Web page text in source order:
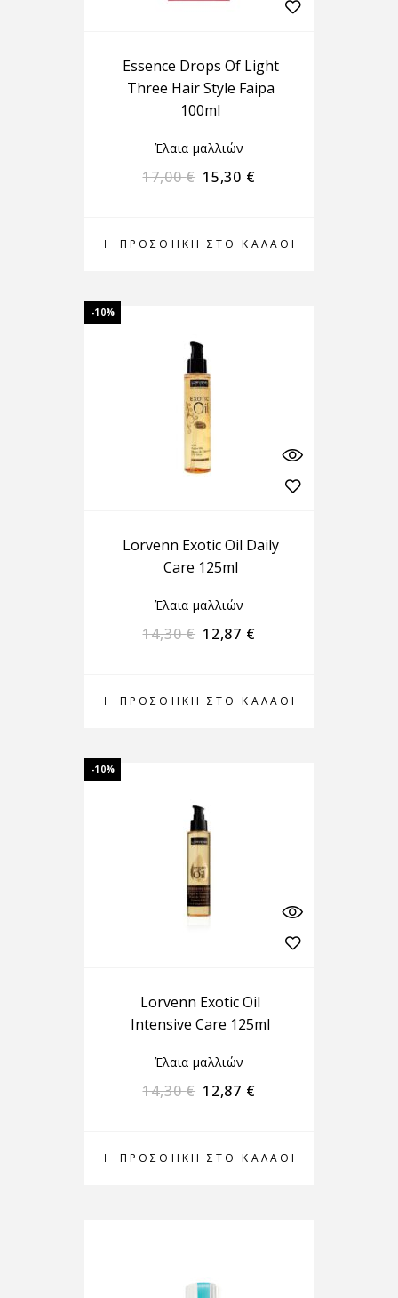
ΠΡΟΣΘΉΚΗ ΣΤΟ ΚΑΛΆΘΙ
Essence Drops Of Light
Three Hair Style Faipa
100ml
Έλαια μαλλιών
17,00€ 15,30 €
-10%
ΠΡΟΣΘΉΚΗ ΣΤΟ ΚΑΛΆΘΙ
Lorvenn Exotic Oil Daily
Care 125ml
Έλαια μαλλιών
14,30€ 12,87 €
-10%
ΠΡΟΣΘΉΚΗ ΣΤΟ ΚΑΛΆΘΙ
Lorvenn Exotic Oil
Intensive Care 125ml
Έλαια μαλλιών
14,30€ 12,87 €